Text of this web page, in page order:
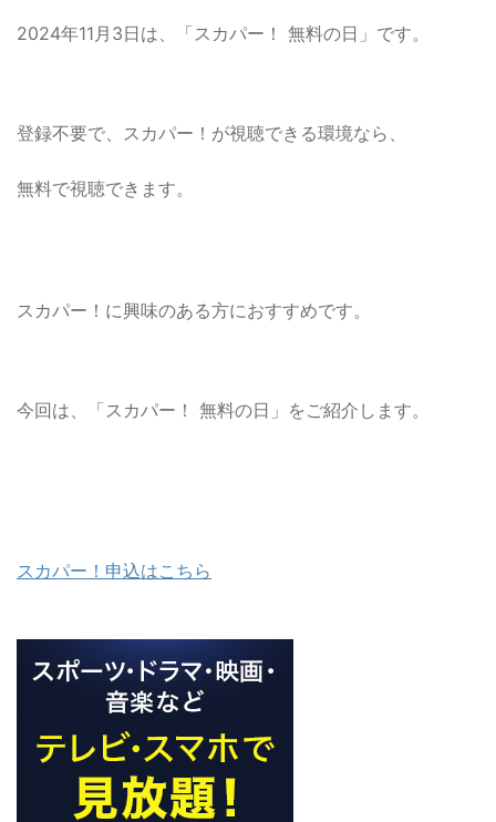
2024年11月3日は、「スカパー！ 無料の日」です。
登録不要で、スカパー！が視聴できる環境なら、
無料で視聴できます。
スカパー！に興味のある方におすすめです。
今回は、「スカパー！ 無料の日」をご紹介します。
スカパー！申込はこちら